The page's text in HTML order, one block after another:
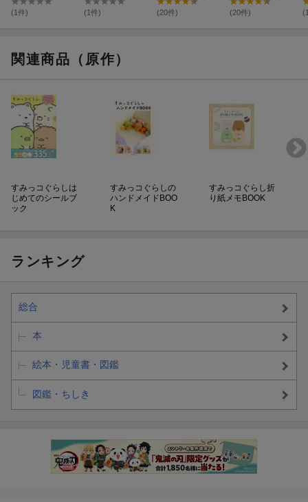
(1件) (1件) (20件)
になぞなぞ
(20件)
関連商品（原作）
すみっコぐらしは
じめてのシールブ
ック
すみっコぐらしの
ハンドメイドBOO
K
すみっコぐらし折
り紙メモBOOK
ランキング
総合
本
絵本・児童書・図鑑
図鑑・ちしき